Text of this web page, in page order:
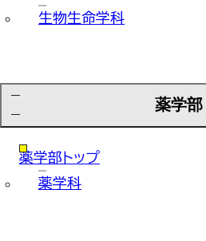
生物生命学科
薬学部
薬学部トップ
薬学科